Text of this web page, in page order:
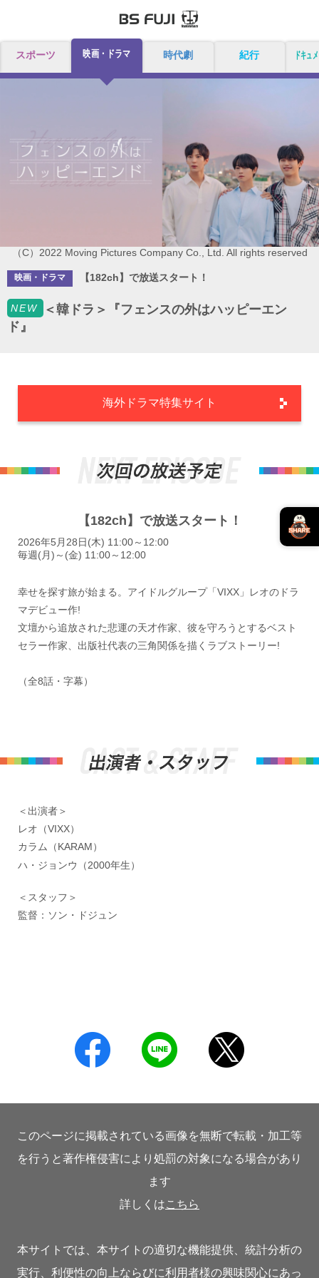
スポーツ 映画・ドラマ 時代劇 紀行 ドキュ
（C）2022 Moving Pictures Company Co., Ltd. All rights reserved
映画・ドラマ 【182ch】で放送スタート！
NEW
＜韓ドラ＞『フェンスの外はハッピーエン
ド』
海外ドラマ特集サイト
【182ch】で放送スタート！
2026年5月28日(木) 11:00～12:00
毎週(月)～(金) 11:00～12:00
幸せを探す旅が始まる。アイドルグループ「VIXX」レオのドラ
マデビュー作!
文壇から追放された悲運の天才作家、彼を守ろうとするベスト
セラー作家、出版社代表の三角関係を描くラブストーリー!
（全8話・字幕）
＜出演者＞
レオ（VIXX）
カラム（KARAM）
ハ・ジョンウ（2000年生）
＜スタッフ＞
監督：ソン・ドジュン
このページに掲載されている画像を無断で転載・加工等
を行うと著作権侵害により処罰の対象になる場合があり
ます
詳しくはこちら
本サイトでは、本サイトの適切な機能提供、統計分析の
実行、利便性の向上ならびに利用者様の興味関心にあっ